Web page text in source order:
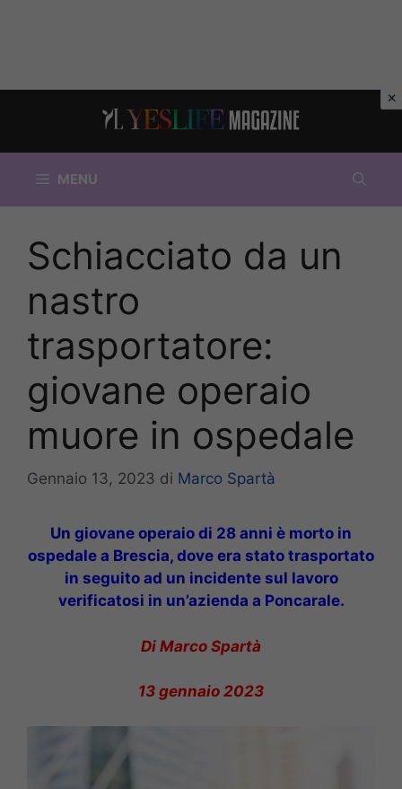
MENU
Schiacciato da un
nastro
trasportatore:
giovane operaio
muore in ospedale
Gennaio 13, 2023 di Marco Spartà
Un giovane operaio di 28 anni è morto in
ospedale a Brescia, dove era stato trasportato
in seguito ad un incidente sul lavoro
verificatosi in un’azienda a Poncarale.
Di Marco Spartà
13 gennaio 2023